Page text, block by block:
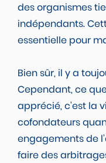
des organismes
indépendants.
essentielle pour
Bien sûr, il y a
Cependant, ce
apprécié, c'est la
cofondateurs
engagements de
faire des